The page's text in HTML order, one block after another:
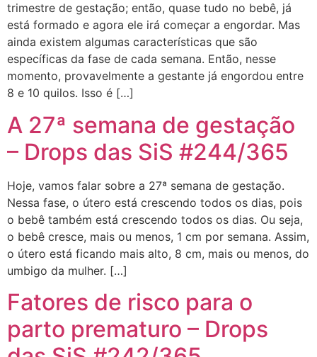
trimestre de gestação; então, quase tudo no bebê, já
está formado e agora ele irá começar a engordar. Mas
ainda existem algumas características que são
específicas da fase de cada semana. Então, nesse
momento, provavelmente a gestante já engordou entre
8 e 10 quilos. Isso é […]
A 27ª semana de gestação
– Drops das SiS #244/365
Hoje, vamos falar sobre a 27ª semana de gestação.
Nessa fase, o útero está crescendo todos os dias, pois
o bebê também está crescendo todos os dias. Ou seja,
o bebê cresce, mais ou menos, 1 cm por semana. Assim,
o útero está ficando mais alto, 8 cm, mais ou menos, do
umbigo da mulher. […]
Fatores de risco para o
parto prematuro – Drops